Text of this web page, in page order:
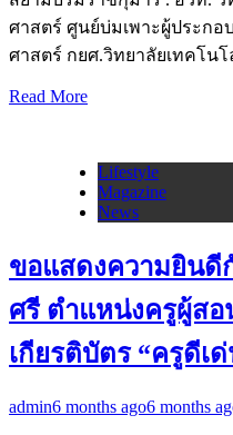
ศาสตร์ ศูนย์บ่มเพาะผู้ประก
ศาสตร์ กยศ.วิทยาลัยเทคโน
Read More
Lifestyle
Magazine
News
ขอแสดงความยินดี
ศรี ตำแหน่งครูผู้สอ
เกียรติบัตร “ครูดีเด่
admin6 months ago6 months